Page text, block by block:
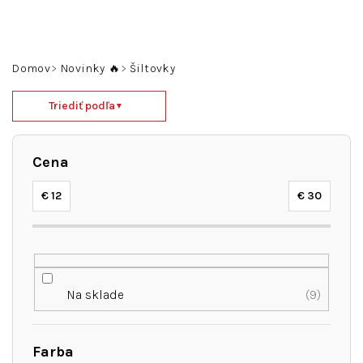
Domov Novinky 🔥 Šiltovky
a
d
Triediť podľa ▼
Cena
€12 € 30
Na sklade 9
Farba